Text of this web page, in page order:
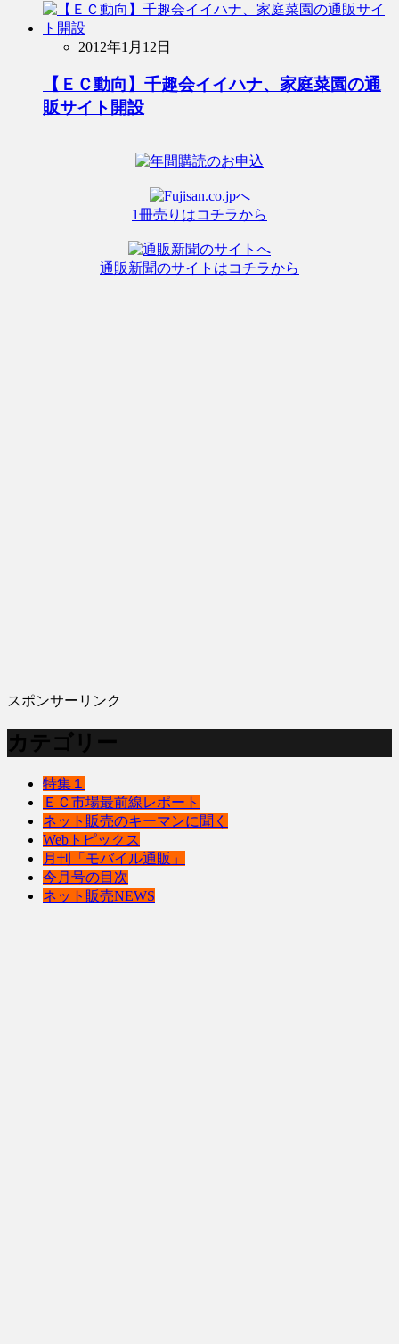
2012年1月12日
【ＥＣ動向】千趣会イイハナ、家庭菜園の通
販サイト開設
1冊売りはコチラから
通販新聞のサイトはコチラから
スポンサーリンク
カテゴリー
特集１
ＥＣ市場最前線レポート
ネット販売のキーマンに聞く
Webトピックス
月刊「モバイル通販」
今月号の目次
ネット販売NEWS